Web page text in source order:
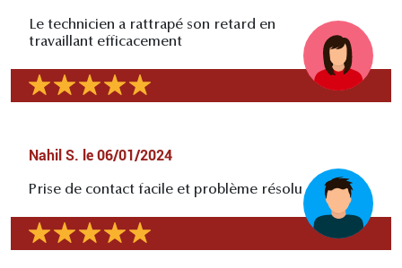
Le technicien a rattrapé son retard en
travaillant efficacement
Nahil S. le 06/01/2024
Prise de contact facile et problème résolu